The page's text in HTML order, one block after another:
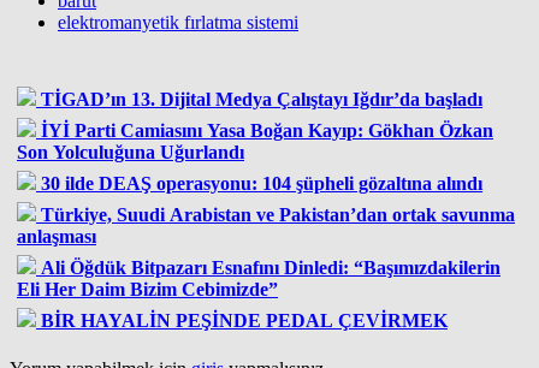
elektromanyetik fırlatma sistemi
TİGAD’ın 13. Dijital Medya Çalıştayı Iğdır’da başladı
İYİ Parti Camiasını Yasa Boğan Kayıp: Gökhan Özkan
Son Yolculuğuna Uğurlandı
30 ilde DEAŞ operasyonu: 104 şüpheli gözaltına alındı
Türkiye, Suudi Arabistan ve Pakistan’dan ortak savunma
anlaşması
Ali Öğdük Bitpazarı Esnafını Dinledi: “Başımızdakilerin
Eli Her Daim Bizim Cebimizde”
BİR HAYALİN PEŞİNDE PEDAL ÇEVİRMEK